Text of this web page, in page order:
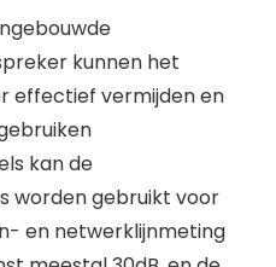
kunnen het
effectief vermijden en
kan de
worden gebruikt voor
en netwerklijnmeting